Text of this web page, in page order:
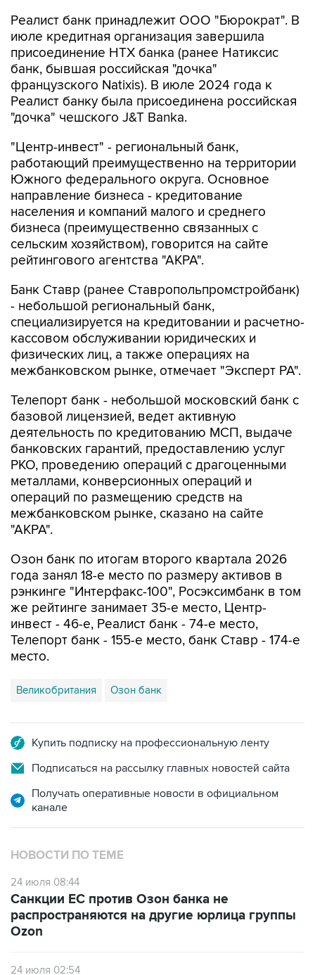
Реалист банк принадлежит ООО "Бюрократ". В
июле кредитная организация завершила
присоединение НТХ банка (ранее Натиксис
банк, бывшая российская "дочка"
французского Natixis). В июле 2024 года к
Реалист банку была присоединена российская
"дочка" чешского J&T Banka.
"Центр-инвест" - региональный банк,
работающий преимущественно на территории
Южного федерального округа. Основное
направление бизнеса - кредитование
населения и компаний малого и среднего
бизнеса (преимущественно связанных с
сельским хозяйством), говорится на сайте
рейтингового агентства "АКРА".
Банк Ставр (ранее Ставропольпромстройбанк)
- небольшой региональный банк,
специализируется на кредитовании и расчетно-
кассовом обслуживании юридических и
физических лиц, а также операциях на
межбанковском рынке, отмечает "Эксперт РА".
Телепорт банк - небольшой московский банк с
базовой лицензией, ведет активную
деятельность по кредитованию МСП, выдаче
банковских гарантий, предоставлению услуг
РКО, проведению операций с драгоценными
металлами, конверсионных операций и
операций по размещению средств на
межбанковском рынке, сказано на сайте
"АКРА".
Озон банк по итогам второго квартала 2026
года занял 18-е место по размеру активов в
рэнкинге "Интерфакс-100", Росэксимбанк в том
же рейтинге занимает 35-е место, Центр-
инвест - 46-е, Реалист банк - 74-е место,
Телепорт банк - 155-е место, банк Ставр - 174-е
место.
Великобритания Озон банк
Купить подписку на профессиональную ленту
Подписаться на рассылку главных новостей сайта
Получать оперативные новости в официальном
канале
НОВОСТИ ПО ТЕМЕ
24 июля 08:44
Санкции ЕС против Озон банка не
распространяются на другие юрлица группы
Ozon
24 июля 02:54